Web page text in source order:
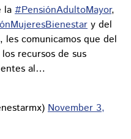
la #PensiónAdultoMayor,
y del
, les comunicamos que del
recursos de sus
al…
November 3,